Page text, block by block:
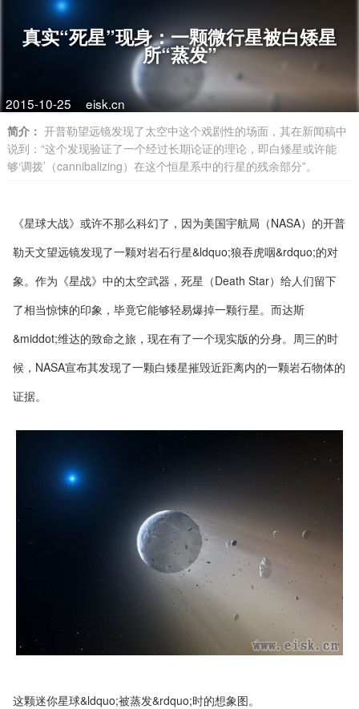
真实“死星”现身：一颗微行星被白矮星
所“蒸发”
2015-10-25 eisk.cn
简介： 开普勒望远镜发现了太空中这个戏剧性的场面，其在新闻稿中
说到：“这个发现验证了一个经过长期论证的理论，即白矮星或许能
够‘调拨’（cannibalizing）在这个恒星系中的行星的残余部分”。
《星球大战》或许不那么科幻了，因为美国宇航局（NASA）的开普
勒天文望远镜发现了一颗对岩石行星&ldquo;狼吞虎咽&rdquo;的对
象。作为《星战》中的太空武器，死星（Death Star）给人们留下
了相当惊悚的印象，毕竟它能够轻易爆掉一颗行星。而达斯
&middot;维达的致命之旅，现在有了一个现实版的分身。周三的时
候，NASA宣布其发现了一颗白矮星摧毁近距离内的一颗岩石物体的
证据。
这颗迷你星球&ldquo;被蒸发&rdquo;时的想象图。